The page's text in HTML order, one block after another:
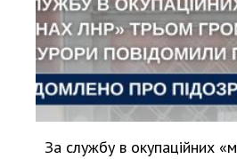
За службу в окупаційних